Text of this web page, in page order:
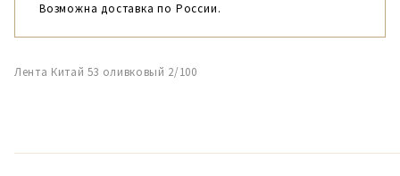
Возможна доставка по России.
Лента Китай 53 оливковый 2/100